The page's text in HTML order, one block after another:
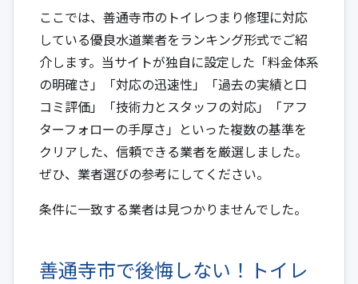
ここでは、善通寺市のトイレつまり修理に対応
している優良水道業者をランキング形式でご紹
介します。当サイトが独自に設定した「料金体系
の明確さ」「対応の迅速性」「過去の実績と口
コミ評価」「技術力とスタッフの対応」「アフ
ターフォローの手厚さ」といった複数の基準を
クリアした、信頼できる業者を厳選しました。
ぜひ、業者選びの参考にしてください。
条件に一致する業者は見つかりませんでした。
善通寺市で後悔しない！トイレ